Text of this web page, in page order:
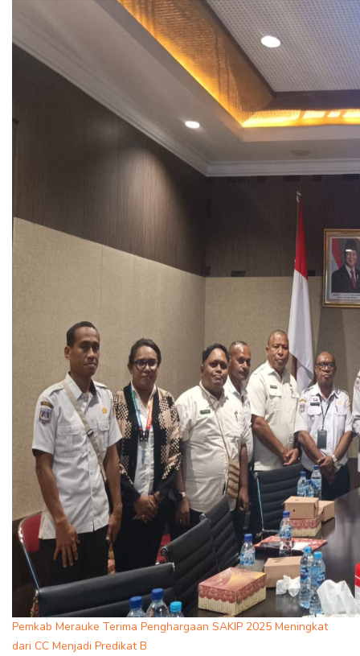
Pemkab Merauke Terima Penghargaan SAKIP 2025 Meningkat
dari CC Menjadi Predikat B